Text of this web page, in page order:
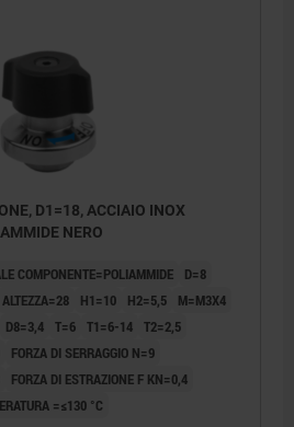
D1=18, ACCIAIO INOX
NERO
COMPONENTE=POLIAMMIDE
D=8
ALTEZZA=28 H1=10 H2=5,5
M=M3X4
D8=3,4 T=6 T1=6-14 T2=2,5
FORZA DI SERRAGGIO N=9
FORZA DI ESTRAZIONE F KN=0,4
=≤130 °C